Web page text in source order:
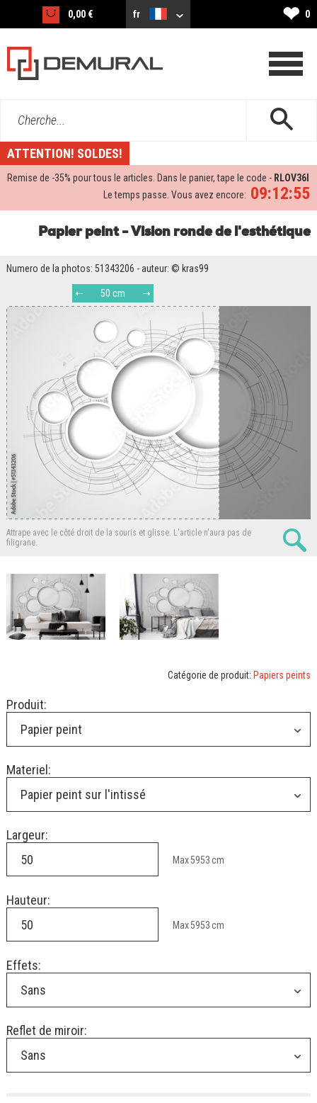
0,00 € fr ❤ 0
Cherche...
ATTENTION! SOLDES!
Remise de -35% pour tous le articles. Dans le panier, tape le code - RLOV36I
09:12:54
Le temps passe. Vous avez encore:
Papier peint - Vision ronde de l'esthétique
Numero de la photos: 51343206 - auteur: © kras99
50 cm
Attrape avec le côté droit de la souris et glisse. L'article n'aura pas de
filigrane.
Catégorie de produit: Papiers peints
Produit:
Papier peint
Materiel:
Papier peint sur l'intissé
Largeur:
Max5953cm
Hauteur:
Max5953cm
Effets:
Sans
Reflet de miroir:
Sans